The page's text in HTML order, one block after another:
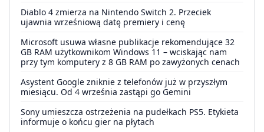
Diablo 4 zmierza na Nintendo Switch 2. Przeciek
ujawnia wrześniową datę premiery i cenę
Microsoft usuwa własne publikacje rekomendujące 32
GB RAM użytkownikom Windows 11 – wciskając nam
przy tym komputery z 8 GB RAM po zawyżonych cenach
Asystent Google zniknie z telefonów już w przyszłym
miesiącu. Od 4 września zastąpi go Gemini
Sony umieszcza ostrzeżenia na pudełkach PS5. Etykieta
informuje o końcu gier na płytach